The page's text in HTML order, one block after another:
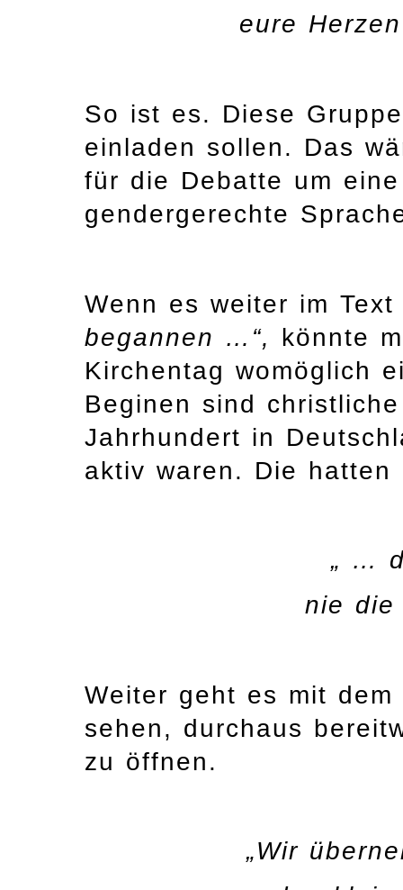
eure
So ist es. Diese
einladen sollen. Das
für die Debatte um
gendergerechte
Wenn es weiter im
begannen …“, könnte
Kirchentag womöglich
Beginen sind
Jahrhundert in
aktiv waren. Die
„ …
nie die
Weiter geht es mit
sehen, durchaus
zu öffnen.
„Wir